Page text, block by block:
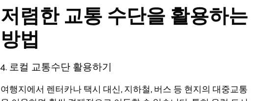
저렴한 교통 수단을 활용하는
방법
4. 로컬 교통수단 활용하기
여행지에서 렌터카나 택시 대신, 지하철, 버스 등 현지의 대중교통